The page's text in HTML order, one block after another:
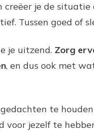
creëer je de
Tussen goed of
je uitzend. Zorg
, en dus ook met
te
jezelf te